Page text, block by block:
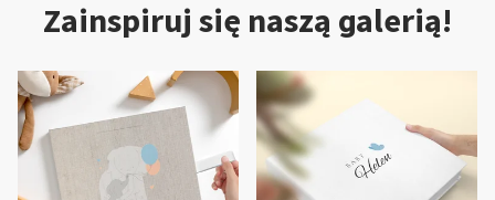
Zainspiruj się naszą galerią!